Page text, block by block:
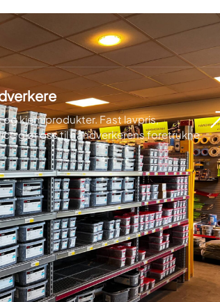
kjemiprodukter. Fast lavpris,
gjør oss til håndverkerens foretrukne